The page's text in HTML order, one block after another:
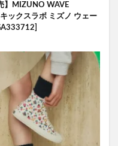
】MIZUNO WAVE
ックスラボ ミズノ ウェー